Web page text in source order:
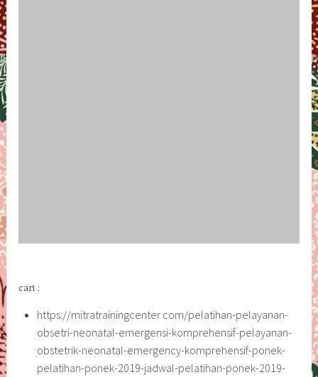
cari :
https://mitratrainingcenter com/pelatihan-pelayanan-
obsetri-neonatal-emergensi-komprehensif-pelayanan-
obstetrik-neonatal-emergency-komprehensif-ponek-
pelatihan-ponek-2019-jadwal-pelatihan-ponek-2019-